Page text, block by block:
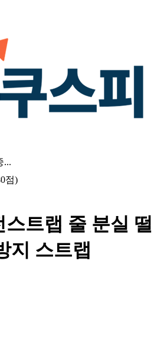
...
점)
스트랩 줄 분실 떨
지 스트랩